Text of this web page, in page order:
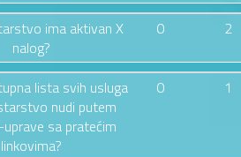
ima aktivan X
nalog?
0 2
lista svih usluga
nudi putem
sa pratećim
linkovima?
0 1